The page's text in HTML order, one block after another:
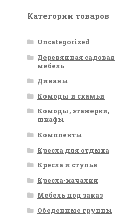
Категории товаров
Uncategorized
Деревянная садовая
мебель
Диваны
Комоды и скамьи
Комоды, этажерки,
шкафы
Комплекты
Кресла для отдыха
Кресла и стулья
Кресла-качалки
Мебель под заказ
Обеденные группы